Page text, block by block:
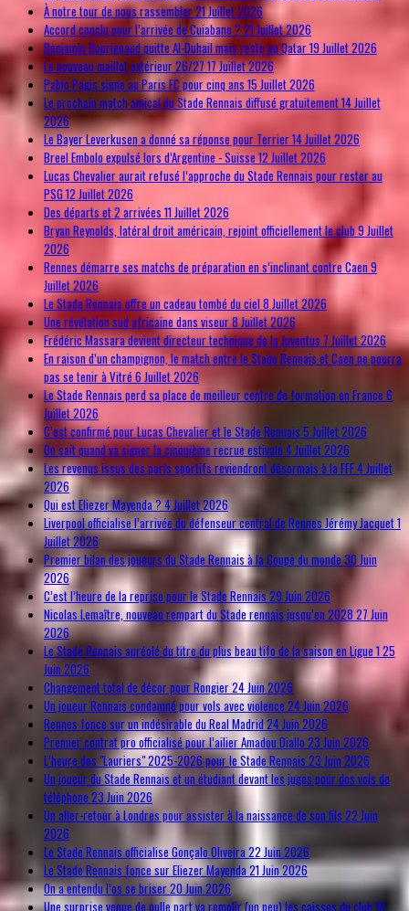
À notre tour de nous rassembler21 Juillet 2026
Accord conclu pour l’arrivée de Cuiabano ? 21 Juillet 2026
Benjamin Bourigeaud quitte Al-Duhail mais reste au Qatar19 Juillet 2026
Le nouveau maillot extérieur 26/2717 Juillet 2026
Pablo Pagis signe au Paris FC pour cinq ans 15 Juillet 2026
Le prochain match amical du Stade Rennais diffusé gratuitement14 Juillet
2026
Le Bayer Leverkusen a donné sa réponse pour Terrier14 Juillet 2026
Breel Embolo expulsé lors d’Argentine - Suisse12 Juillet 2026
Lucas Chevalier aurait refusé l’approche du Stade Rennais pour rester au
PSG12 Juillet 2026
Des départs et 2 arrivées 11 Juillet 2026
Bryan Reynolds, latéral droit américain, rejoint officiellement le club9 Juillet
2026
Rennes démarre ses matchs de préparation en s’inclinant contre Caen 9
Juillet 2026
Le Stade Rennais offre un cadeau tombé du ciel8 Juillet 2026
Une révélation sud africaine dans viseur8 Juillet 2026
Frédéric Massara devient directeur technique de la Juventus 7 Juillet 2026
En raison d’un champignon, le match entre le Stade Rennais et Caen ne pourra
pas se tenir à Vitré6 Juillet 2026
Le Stade Rennais perd sa place de meilleur centre de formation en France 6
Juillet 2026
C’est confirmé pour Lucas Chevalier et le Stade Rennais 5 Juillet 2026
On sait quand va signer la cinquième recrue estivale 4 Juillet 2026
Les revenus issus des paris sportifs reviendront désormais à la FFF4 Juillet
2026
Qui est Eliezer Mayenda ?4 Juillet 2026
Liverpool officialise l’arrivée du défenseur central de Rennes Jérémy Jacquet1
Juillet 2026
Premier bilan des joueurs du Stade Rennais à la Coupe du monde30 Juin
2026
C’est l’heure de la reprise pour le Stade Rennais29 Juin 2026
Nicolas Lemaître, nouveau rempart du Stade rennais jusqu’en 2028 27 Juin
2026
Le Stade Rennais auréolé du titre du plus beau tifo de la saison en Ligue 125
Juin 2026
Changement total de décor pour Rongier24 Juin 2026
Un joueur Rennais condamné pour vols avec violence 24 Juin 2026
Rennes fonce sur un indésirable du Real Madrid24 Juin 2026
Premier contrat pro officialisé pour l’ailier Amadou Diallo 23 Juin 2026
L’heure des "Lauriers" 2025-2026 pour le Stade Rennais 23 Juin 2026
Un joueur du Stade Rennais et un étudiant devant les juges pour des vols de
téléphone 23 Juin 2026
Un aller-retour à Londres pour assister à la naissance de son fils 22 Juin
2026
Le Stade Rennais officialise Gonçalo Oliveira 22 Juin 2026
Le Stade Rennais fonce sur Eliezer Mayenda21 Juin 2026
On a entendu l’os se briser20 Juin 2026
Une surprise venue de nulle part va remplir (un peu) les caisses du club 18